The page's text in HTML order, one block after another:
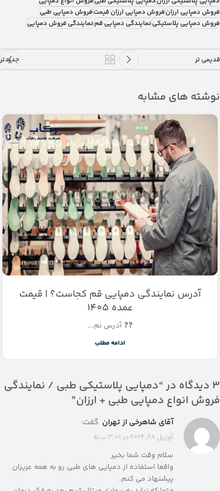
فروش دمپایی ارزانفروش دمپایی ارزان قیمتفروش دمپایی طبی
فروش دمپایی پلاستیکینمایندگی دمپایی قمنمایندگی فروش دمپایی
جدیدتر قدیمی تر
نوشته های مشابه
آدرس نمایندگی دمپایی قم کجاست؟ | قیمت
عمده 1405
❓❓ آدرس نم...
ادامه مطلب
3 دیدگاه در “
دمپایی پلاستیکی طبی / نمایندگی
فروش انواع دمپایی طبی + ارزان”
آقای شاهرخی از تهران گفت:
آوریل 28, 2022 در 3:01 ب.ظ
سلام وقت شما بخیر
واقعا استفاده از دمپایی های طبی رو به همه عزیزان
پیشنهاد می کنم.